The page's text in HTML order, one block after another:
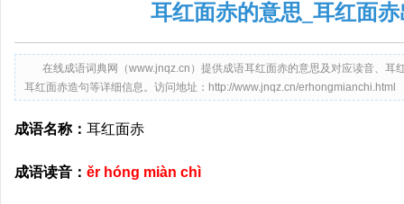
耳红面赤的意思_耳红面
在线成语词典网（www.jnqz.cn）提供成语耳红面赤的意思及对应读音、耳
耳红面赤造句等详细信息。访问地址：http://www.jnqz.cn/erhongmianchi.html
成语名称： 耳红面赤
成语读音： ěr hóng miàn chì